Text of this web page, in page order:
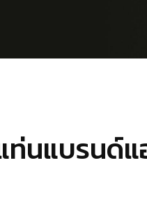
นแบรนด์แ